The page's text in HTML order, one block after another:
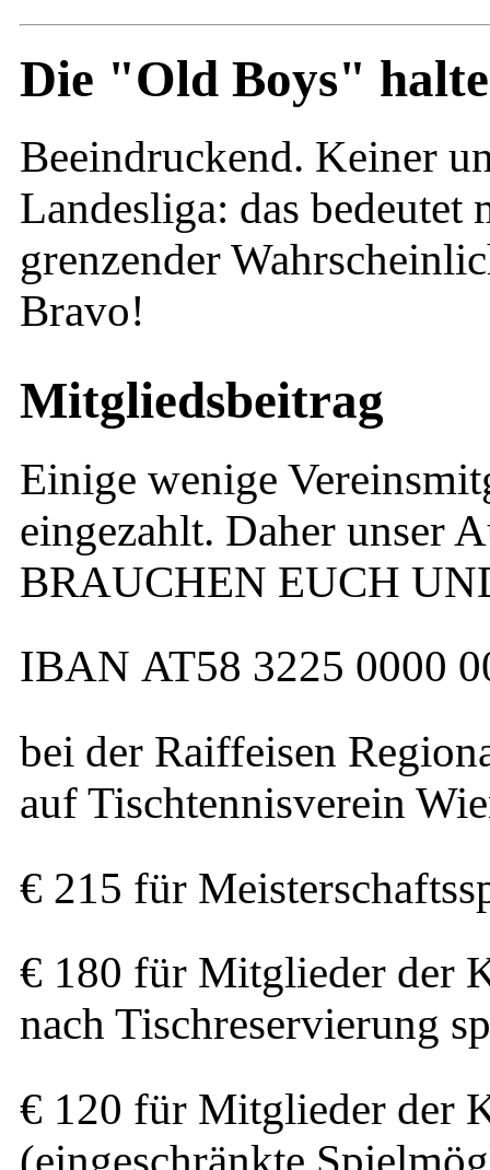
Die "Old Boys"
Beeindruckend. Keiner
Landesliga: das bedeutet
grenzender
Bravo!
Mitgliedsbeitrag
Einige wenige
eingezahlt. Daher unser
BRAUCHEN EUCH
IBAN AT58 3225 0000
bei der Raiffeisen
auf Tischtennisverein
€ 215 für
€ 180 für Mitglieder der
nach Tischreservierung
€ 120 für Mitglieder der